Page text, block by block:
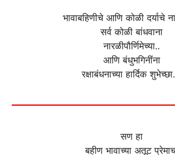
भावाबहिणीचे आणि कोळी दर्याचे
सर्व कोळी बांधवाना
नारळीपौर्णिमेच्या..
आणि बंधुभगिनींना
रक्षाबंधनाच्या हार्दिक
सण हा
बहीण भावाच्या अतूट